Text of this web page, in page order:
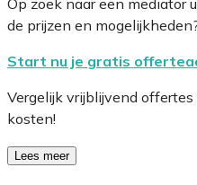
de prijzen en
Start nu je gratis
Vergelijk vrijblijvend
kosten!
Lees meer